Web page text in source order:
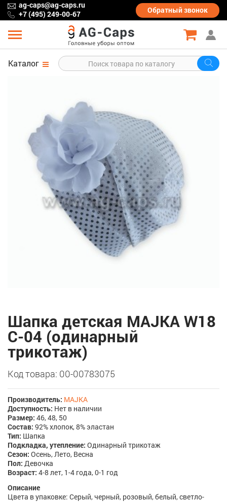
ag-caps@ag-caps.ru
+7 (495) 249-00-67
Обратныйзвонок
Каталог
Шапка детская MAJKA W18
C-04 (одинарный
трикотаж)
Код товара: 00-00783075
Производитель: MAJKA
Доступность: Нет в наличии
Размер: 46, 48, 50
Состав: 92% хлопок, 8% эластан
Тип: Шапка
Подкладка, утепление: Одинарный трикотаж
Сезон: Осень, Лето, Весна
Пол: Девочка
Возраст: 4-8 лет, 1-4 года, 0-1 год
Описание
Цвета в упаковке: Серый, черный, розовый, белый, светло-